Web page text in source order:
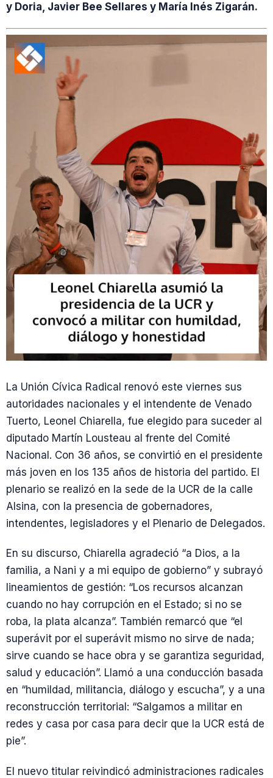
y Doria, Javier Bee Sellares y María Inés Zigarán.
La Unión Cívica Radical renovó este viernes sus
autoridades nacionales y el intendente de Venado
Tuerto, Leonel Chiarella, fue elegido para suceder al
diputado Martín Lousteau al frente del Comité
Nacional. Con 36 años, se convirtió en el presidente
más joven en los 135 años de historia del partido. El
plenario se realizó en la sede de la UCR de la calle
Alsina, con la presencia de gobernadores,
intendentes, legisladores y el Plenario de Delegados.
En su discurso, Chiarella agradeció “a Dios, a la
familia, a Nani y a mi equipo de gobierno” y subrayó
lineamientos de gestión: “Los recursos alcanzan
cuando no hay corrupción en el Estado; si no se
roba, la plata alcanza”. También remarcó que “el
superávit por el superávit mismo no sirve de nada;
sirve cuando se hace obra y se garantiza seguridad,
salud y educación”. Llamó a una conducción basada
en “humildad, militancia, diálogo y escucha”, y a una
reconstrucción territorial: “Salgamos a militar en
redes y casa por casa para decir que la UCR está de
pie”.
El nuevo titular reivindicó administraciones radicales